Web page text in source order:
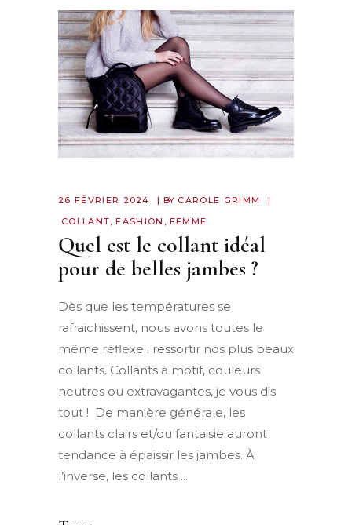
26 FÉVRIER 2024 BY CAROLE GRIMM
COLLANT ,FASHION FEMME
Quel est le collant idéal
pour de belles jambes ?
Dès que les températures se
rafraichissent, nous avons toutes le
même réflexe : ressortir nos plus beaux
collants. Collants à motif, couleurs
neutres ou extravagantes, je vous dis
tout ! De manière générale, les
collants clairs et/ou fantaisie auront
tendance à épaissir les jambes. À
l’inverse, les collants